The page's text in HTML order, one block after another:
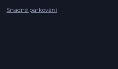
Snadné parkování